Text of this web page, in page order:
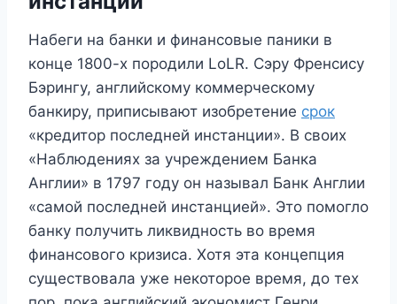
Набеги на банки и финансовые паники в
конце 1800-х породили LoLR. Сэру Френсису
Бэрингу, английскому коммерческому
банкиру, приписывают изобретение срок
«кредитор последней инстанции». В своих
«Наблюдениях за учреждением Банка
Англии» в 1797 году он называл Банк Англии
«самой последней инстанцией». Это помогло
банку получить ликвидность во время
финансового кризиса. Хотя эта концепция
существовала уже некоторое время, до тех